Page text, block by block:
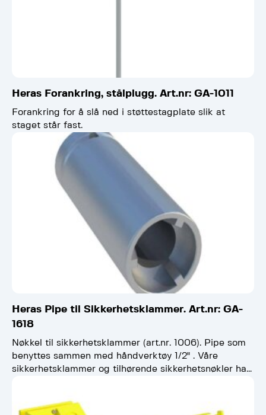
Heras Forankring, stålplugg. Art.nr: GA-1011
Forankring for å slå ned i støttestagplate slik at
staget står fast.
Heras Pipe til Sikkerhetsklammer. Art.nr: GA-
1618
Nøkkel til sikkerhetsklammer (art.nr. 1006). Pipe som
benyttes sammen med håndverktøy 1/2" . Våre
sikkerhetsklammer og tilhørende sikkerhetsnøkler har